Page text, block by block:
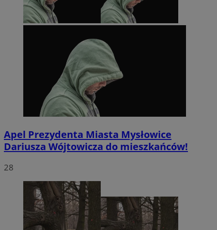
Apel Prezydenta Miasta Mysłowice
Dariusza Wójtowicza do mieszkańców!
28